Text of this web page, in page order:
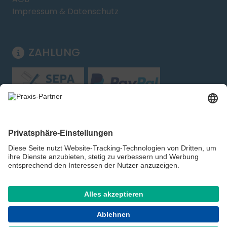
Impressum & Datenschutz
ZAHLUNG
Folgen Sie uns:
Shop für Handel, Gewerbe und Behörden – kein